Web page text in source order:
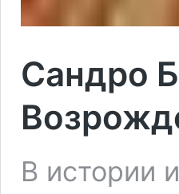
Сандро
В истории